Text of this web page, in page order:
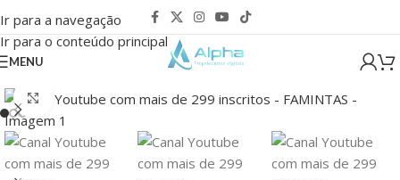
Ir para a navegação
Ir para o conteúdo principal
MENU
Clique para ampliar